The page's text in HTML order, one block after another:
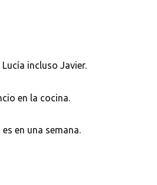
incluso Javier.
en la cocina.
en una semana.